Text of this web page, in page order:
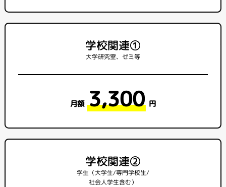
学校関連①
大学研究室、ゼミ等
月額 3,300 円
学校関連②
学生（大学生/専門学校生/
社会人学生含む）